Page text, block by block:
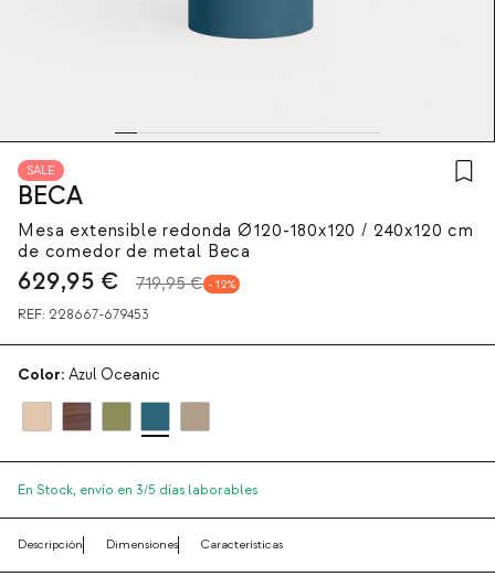
SALE
BECA
Mesa extensible redonda Ø120-180x120 / 240x120 cm
de comedor de metal Beca
629,95 € 719,95 € 12
REF: 228667-679453
Color: Azul Oceanic
En Stock, envío en 3/5 días laborables
Descripción Dimensiones Características